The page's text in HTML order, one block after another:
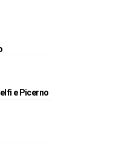
e Picerno